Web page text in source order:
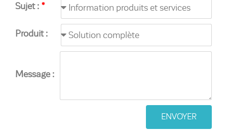
Sujet :
Produit :
Message :
ENVOYER